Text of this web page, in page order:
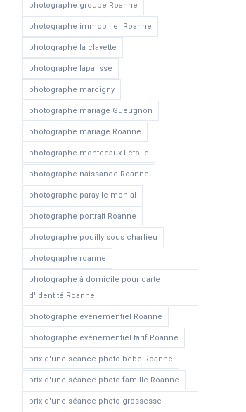
photographe groupe Roanne
photographe immobilier Roanne
photographe la clayette
photographe lapalisse
photographe marcigny
photographe mariage Gueugnon
photographe mariage Roanne
photographe montceaux l'étoile
photographe naissance Roanne
photographe paray le monial
photographe portrait Roanne
photographe pouilly sous charlieu
photographe roanne
photographe à domicile pour carte
d'identité Roanne
photographe événementiel Roanne
photographe événementiel tarif Roanne
prix d'une séance photo bebe Roanne
prix d'une séance photo famille Roanne
prix d'une séance photo grossesse